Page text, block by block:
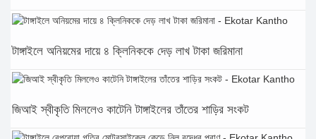
টাঙ্গাইলে অনিয়মের দায়ে ৪ ক্লিনিককে দেড় লাখ টাকা জরিমানা
জিআই স্বীকৃতি মিললেও কাটেনি টাঙ্গাইলের তাঁতের শাড়ির সংকট